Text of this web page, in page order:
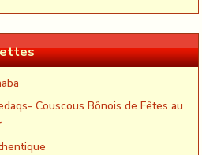
Couscous Bônois de Fêtes au